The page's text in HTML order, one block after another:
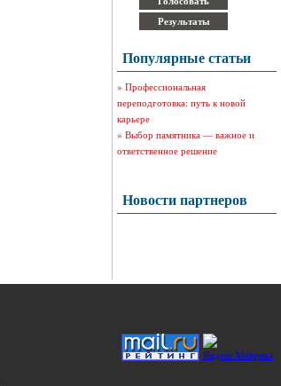
Популярные статьи
» Профессиональная
переподготовка: путь к новой
карьере
» Выбор памятника — важное и
ответственное решение
Новости партнеров